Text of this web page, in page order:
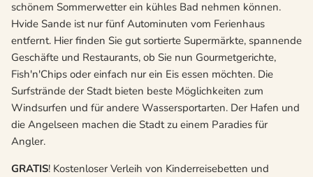
schönem Sommerwetter ein kühles Bad nehmen können.
Hvide Sande ist nur fünf Autominuten vom Ferienhaus
entfernt. Hier finden Sie gut sortierte Supermärkte, spannende
Geschäfte und Restaurants, ob Sie nun Gourmetgerichte,
Fish'n'Chips oder einfach nur ein Eis essen möchten. Die
Surfstrände der Stadt bieten beste Möglichkeiten zum
Windsurfen und für andere Wassersportarten. Der Hafen und
die Angelseen machen die Stadt zu einem Paradies für
Angler.
GRATIS! Kostenloser Verleih von Kinderreisebetten und